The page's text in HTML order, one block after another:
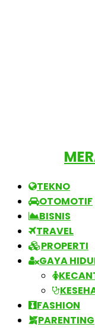
TEKNO
OTOMOTIF
BISNIS
TRAVEL
PROPERTI
GAYA
FASHION
PARENTING